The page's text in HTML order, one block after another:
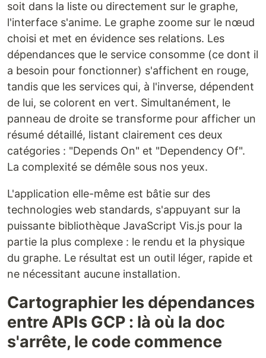
soit dans la liste ou directement sur le graphe,
l'interface s'anime. Le graphe zoome sur le nœud
choisi et met en évidence ses relations. Les
dépendances que le service consomme (ce dont il
a besoin pour fonctionner) s'affichent en rouge,
tandis que les services qui, à l'inverse, dépendent
de lui, se colorent en vert. Simultanément, le
panneau de droite se transforme pour afficher un
résumé détaillé, listant clairement ces deux
catégories : "Depends On" et "Dependency Of".
La complexité se démêle sous nos yeux.
L'application elle-même est bâtie sur des
technologies web standards, s'appuyant sur la
puissante bibliothèque JavaScript Vis.js pour la
partie la plus complexe : le rendu et la physique
du graphe. Le résultat est un outil léger, rapide et
ne nécessitant aucune installation.
Cartographier les dépendances
entre APIs GCP : là où la doc
s'arrête, le code commence